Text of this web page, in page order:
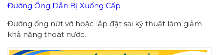
Đường Ống Dẫn Bị Xuống Cấp
Đường ống nứt vỡ hoặc lắp đặt sai kỹ thuật làm giảm
khả năng thoát nước.